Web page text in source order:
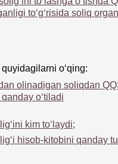
toʻgʻrisida soliq
oʻqing:
olinadigan soliqdan
oʻtiladi
kim toʻlaydi;
hisob-kitobini qanday